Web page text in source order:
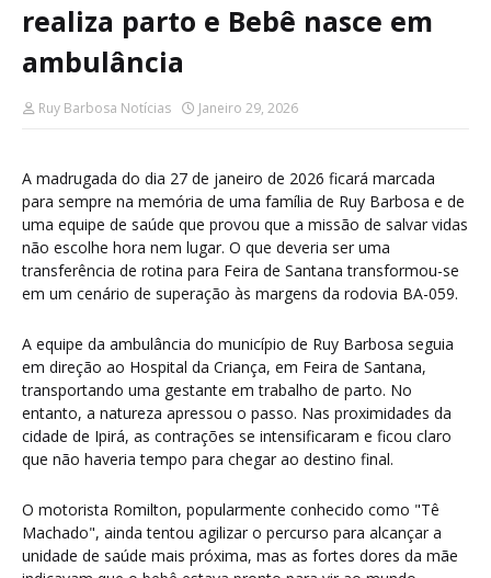
realiza parto e Bebê nasce em
ambulância
Ruy Barbosa Notícias Janeiro 29, 2026
A madrugada do dia 27 de janeiro de 2026 ficará marcada
para sempre na memória de uma família de Ruy Barbosa e de
uma equipe de saúde que provou que a missão de salvar vidas
não escolhe hora nem lugar. O que deveria ser uma
transferência de rotina para Feira de Santana transformou-se
em um cenário de superação às margens da rodovia BA-059.
A equipe da ambulância do município de Ruy Barbosa seguia
em direção ao Hospital da Criança, em Feira de Santana,
transportando uma gestante em trabalho de parto. No
entanto, a natureza apressou o passo. Nas proximidades da
cidade de Ipirá, as contrações se intensificaram e ficou claro
que não haveria tempo para chegar ao destino final.
O motorista Romilton, popularmente conhecido como "Tê
Machado", ainda tentou agilizar o percurso para alcançar a
unidade de saúde mais próxima, mas as fortes dores da mãe